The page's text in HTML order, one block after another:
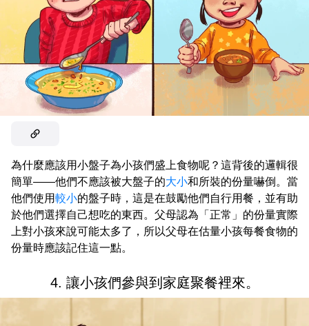
為什麼應該用小盤子為小孩們盛上食物呢？這背後的邏輯很
簡單——他們不應該被大盤子的大小和所裝的份量嚇倒。當
他們使用較小的盤子時，這是在鼓勵他們自行用餐，並有助
於他們選擇自己想吃的東西。父母認為「正常」的份量實際
上對小孩來說可能太多了，所以父母在估量小孩每餐食物的
份量時應該記住這一點。
4. 讓小孩們參與到家庭聚餐裡來。